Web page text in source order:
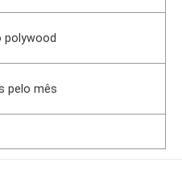
polywood
pelo mês